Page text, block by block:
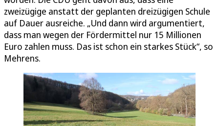
zweizügige anstatt der geplanten dreizügigen Schule
auf Dauer ausreiche. „Und dann wird argumentiert,
dass man wegen der Fördermittel nur 15 Millionen
Euro zahlen muss. Das ist schon ein starkes Stück“, so
Mehrens.